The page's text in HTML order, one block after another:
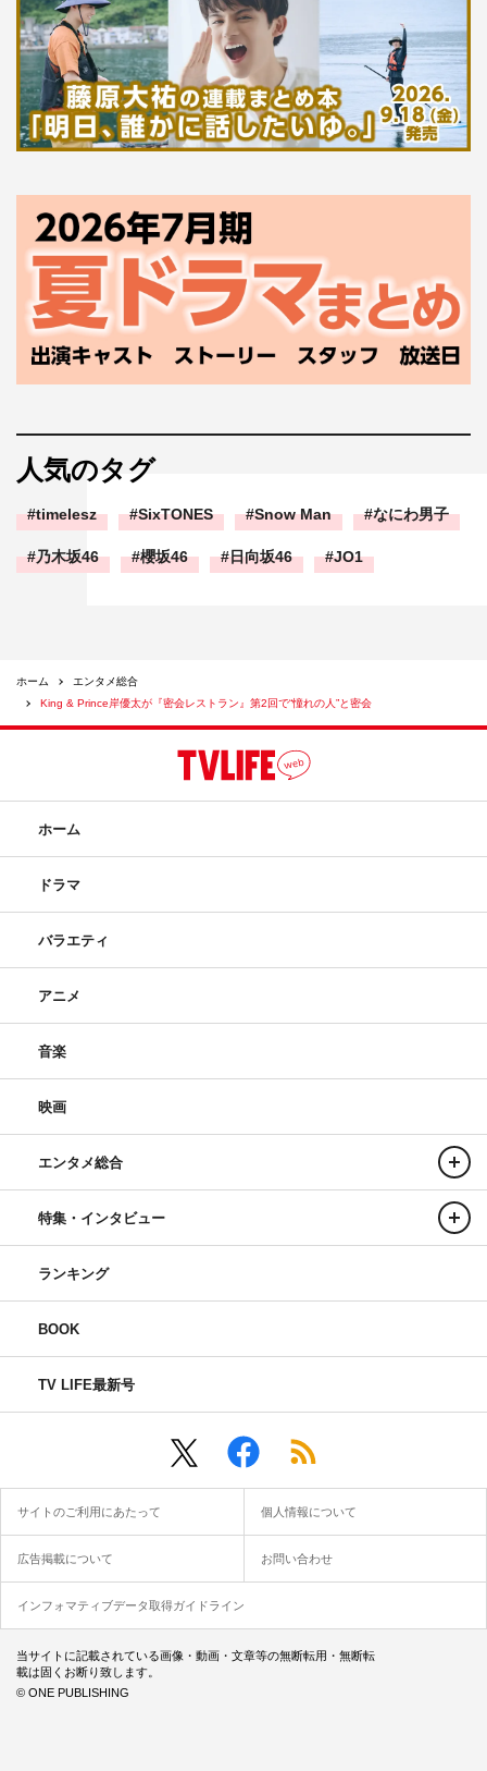
人気のタグ
timelesz SixTONES Snow Man なにわ男子
乃木坂46 櫻坂46 日向坂46 JO1
ホーム
エンタメ総合
King & Prince岸優太が『密会レストラン』第2回で“憧れの人”と密会
ホーム
ドラマ
バラエティ
アニメ
音楽
映画
エンタメ総合
特集・インタビュー
ランキング
BOOK
TV LIFE最新号
サイトのご利用にあたって 個人情報について
広告掲載について お問い合わせ
インフォマティブデータ取得ガイドライン
当サイトに記載されている画像・動画・文章等の無断転用・無断転
載は固くお断り致します。
© ONE PUBLISHING